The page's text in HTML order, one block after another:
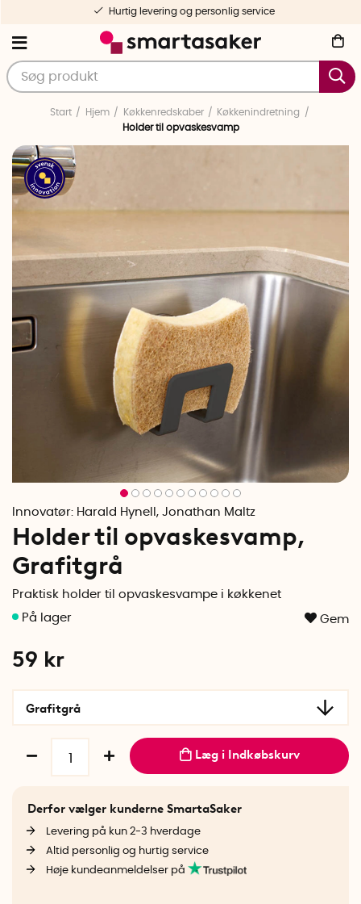
Hurtig levering og personlig service
Start Hjem Køkkenredskaber
Køkkenindretning
Holder til opvaskesvamp
Innovatør: Harald Hynell, Jonathan Maltz
Holder til opvaskesvamp,
Grafitgrå
Praktisk holder til opvaskesvampe i køkkenet
Gem
59 kr
Grafitgrå
Læg i Indkøbskurv
Derfor vælger kunderne SmartaSaker
Levering på kun 2-3 hverdage
Altid personlig og hurtig service
Høje kundeanmeldelser på